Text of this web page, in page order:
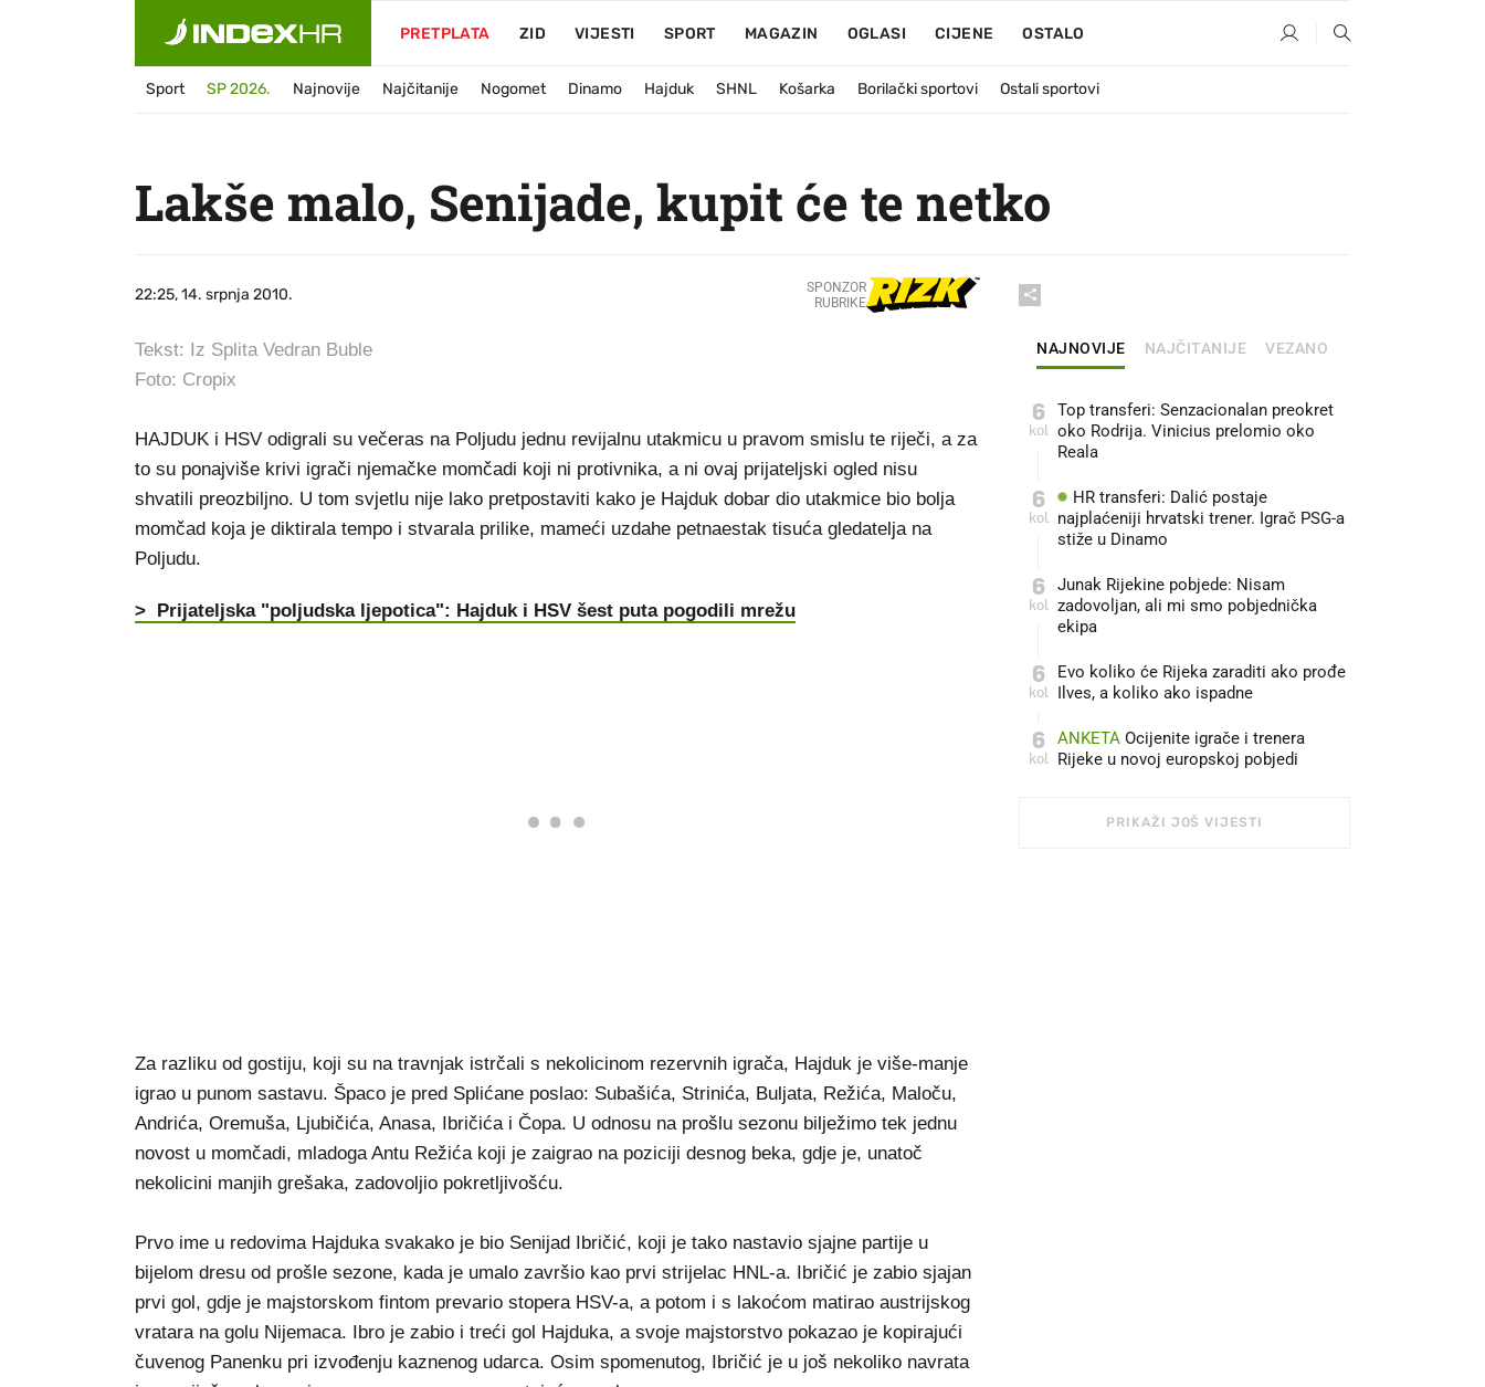
PRETPLATA ZID VIJESTI SPORT MAGAZIN OGLASI CIJENE OSTALO
Sport SP 2026. Najnovije Najčitanije Nogomet Dinamo Hajduk SHNL Košarka Borilački sportovi Ostali sportovi
Lakše malo, Senijade, kupit će te netko
22:25, 14. srpnja 2010.
SPONZOR
RUBRIKE
Tekst: Iz Splita Vedran Buble
Foto: Cropix
HAJDUK i HSV odigrali su večeras na Poljudu jednu revijalnu utakmicu u pravom smislu te riječi, a za
to su ponajviše krivi igrači njemačke momčadi koji ni protivnika, a ni ovaj prijateljski ogled nisu
shvatili preozbiljno. U tom svjetlu nije lako pretpostaviti kako je Hajduk dobar dio utakmice bio bolja
momčad koja je diktirala tempo i stvarala prilike, mameći uzdahe petnaestak tisuća gledatelja na
Poljudu.
> Prijateljska "poljudska ljepotica": Hajduk i HSV šest puta pogodili mrežu
Za razliku od gostiju, koji su na travnjak istrčali s nekolicinom rezervnih igrača, Hajduk je više-manje
igrao u punom sastavu. Špaco je pred Splićane poslao: Subašića, Strinića, Buljata, Režića, Maloču,
Andrića, Oremuša, Ljubičića, Anasa, Ibričića i Čopa. U odnosu na prošlu sezonu bilježimo tek jednu
novost u momčadi, mladoga Antu Režića koji je zaigrao na poziciji desnog beka, gdje je, unatoč
nekolicini manjih grešaka, zadovoljio pokretljivošću.
Prvo ime u redovima Hajduka svakako je bio Senijad Ibričić, koji je tako nastavio sjajne partije u
bijelom dresu od prošle sezone, kada je umalo završio kao prvi strijelac HNL-a. Ibričić je zabio sjajan
prvi gol, gdje je majstorskom fintom prevario stopera HSV-a, a potom i s lakoćom matirao austrijskog
vratara na golu Nijemaca. Ibro je zabio i treći gol Hajduka, a svoje majstorstvo pokazao je kopirajući
čuvenog Panenku pri izvođenju kaznenog udarca. Osim spomenutog, Ibričić je u još nekoliko navrata
NAJNOVIJE NAJČITANIJE VEZANO
6
kol
Top transferi: Senzacionalan preokret
oko Rodrija. Vinicius prelomio oko
Reala
6
kol
HR transferi: Dalić postaje
najplaćeniji hrvatski trener. Igrač PSG-a
stiže u Dinamo
6
kol
Junak Rijekine pobjede: Nisam
zadovoljan, ali mi smo pobjednička
ekipa
6
kol
Evo koliko će Rijeka zaraditi ako prođe
Ilves, a koliko ako ispadne
6
kol
ANKETA Ocijenite igrače i trenera
Rijeke u novoj europskoj pobjedi
PRIKAŽI JOŠ VIJESTI